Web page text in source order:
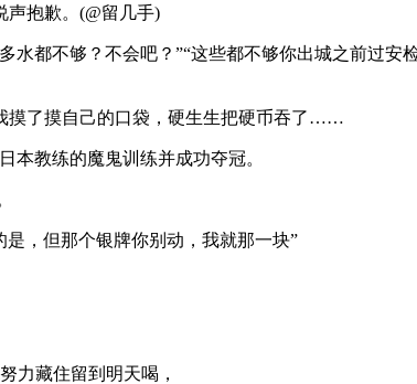
声抱歉。(@留几手)
水都不够？不会吧？”“这些都不够你出城之前
摸了摸自己的口袋，硬生生把硬币吞了……
本教练的魔鬼训练并成功夺冠。
，但那个银牌你别动，我就那一块”
力藏住留到明天喝，